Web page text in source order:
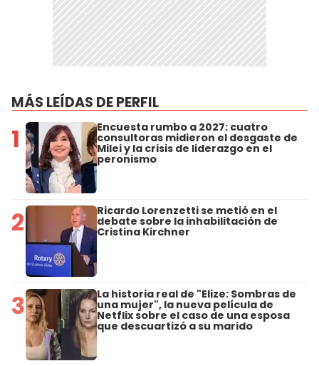
MÁS LEÍDAS DE PERFIL
1 Encuesta rumbo a 2027: cuatro
consultoras midieron el desgaste de
Milei y la crisis de liderazgo en el
peronismo
2 Ricardo Lorenzetti se metió en el
debate sobre la inhabilitación de
Cristina Kirchner
3 La historia real de "Elize: Sombras de
una mujer", la nueva película de
Netflix sobre el caso de una esposa
que descuartizó a su marido